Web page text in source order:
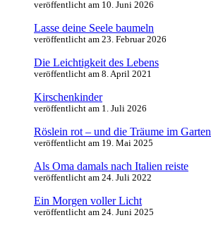
veröffentlicht am 10. Juni 2026
Lasse deine Seele baumeln
veröffentlicht am 23. Februar 2026
Die Leichtigkeit des Lebens
veröffentlicht am 8. April 2021
Kirschenkinder
veröffentlicht am 1. Juli 2026
Röslein rot – und die Träume im Garten
veröffentlicht am 19. Mai 2025
Als Oma damals nach Italien reiste
veröffentlicht am 24. Juli 2022
Ein Morgen voller Licht
veröffentlicht am 24. Juni 2025